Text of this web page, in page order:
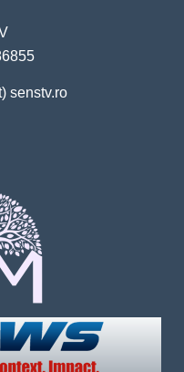
senstv.ro